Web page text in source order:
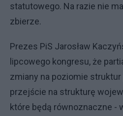
statutowego. Na razie nie
zbierze.
Prezes PiS Jarosław
lipcowego kongresu, że
zmiany na poziomie
przejście na strukturę
które będą równoznaczne -